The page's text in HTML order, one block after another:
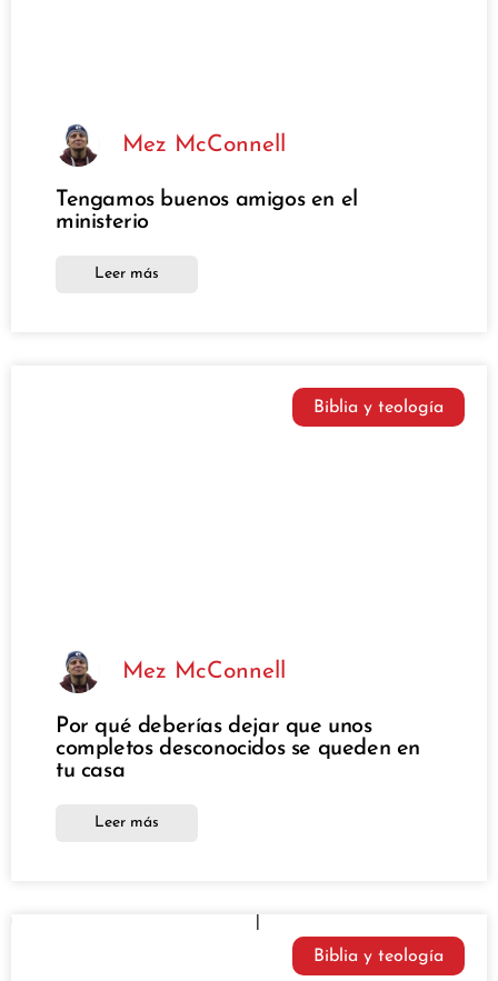
Mez McConnell
Tengamos buenos amigos en el
ministerio
Leer más
Biblia y teología
Mez McConnell
Por qué deberías dejar que unos
completos desconocidos se queden en
tu casa
Leer más
Biblia y teología